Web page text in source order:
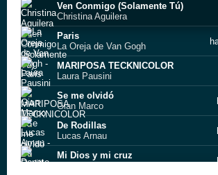
Ven Conmigo (Solamente Tú)
Christina Aguilera
Paris
La Oreja de Van Gogh
MARIPOSA TECKNICOLOR
Laura Pausini
Se me olvidó
Gian Marco
De Rodillas
Lucas Arnau
Mi Dios y mi cruz